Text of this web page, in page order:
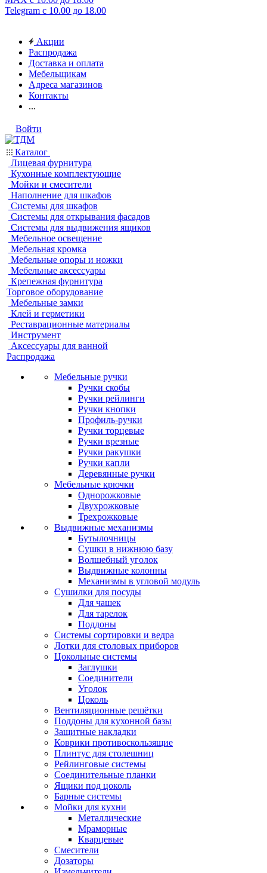
Telegram с 10.00 до 18.00
Акции
Распродажа
Доставка и оплата
Мебельщикам
Адреса магазинов
Контакты
...
Войти
Каталог
Лицевая фурнитура
Кухонные комплектующие
Мойки и смесители
Наполнение для шкафов
Системы для шкафов
Системы для открывания фасадов
Системы для выдвижения ящиков
Мебельное освещение
Мебельная кромка
Мебельные опоры и ножки
Мебельные аксессуары
Крепежная фурнитура
Торговое оборудование
Мебельные замки
Клей и герметики
Реставрационные материалы
Инструмент
Аксессуары для ванной
Распродажа
Мебельные ручки
Ручки скобы
Ручки рейлинги
Ручки кнопки
Профиль-ручки
Ручки торцевые
Ручки врезные
Ручки ракушки
Ручки капли
Деревянные ручки
Мебельные крючки
Однорожковые
Двухрожковые
Трехрожковые
Выдвижные механизмы
Бутылочницы
Сушки в нижнюю базу
Волшебный уголок
Выдвижные колонны
Механизмы в угловой модуль
Сушилки для посуды
Для чашек
Для тарелок
Поддоны
Системы сортировки и ведра
Лотки для столовых приборов
Цокольные системы
Заглушки
Соединители
Уголок
Цоколь
Вентиляционные решётки
Поддоны для кухонной базы
Защитные накладки
Коврики противоскользящие
Плинтус для столешниц
Рейлинговые системы
Соединительные планки
Ящики под цоколь
Барные системы
Мойки для кухни
Металлические
Мраморные
Кварцевые
Смесители
Дозаторы